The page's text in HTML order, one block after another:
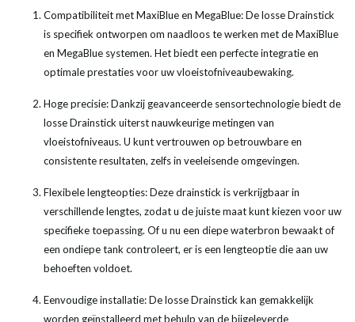
Compatibiliteit met MaxiBlue en MegaBlue: De losse Drainstick
is specifiek ontworpen om naadloos te werken met de MaxiBlue
en MegaBlue systemen. Het biedt een perfecte integratie en
optimale prestaties voor uw vloeistofniveaubewaking.
Hoge precisie: Dankzij geavanceerde sensortechnologie biedt de
losse Drainstick uiterst nauwkeurige metingen van
vloeistofniveaus. U kunt vertrouwen op betrouwbare en
consistente resultaten, zelfs in veeleisende omgevingen.
Flexibele lengteopties: Deze drainstick is verkrijgbaar in
verschillende lengtes, zodat u de juiste maat kunt kiezen voor uw
specifieke toepassing. Of u nu een diepe waterbron bewaakt of
een ondiepe tank controleert, er is een lengteoptie die aan uw
behoeften voldoet.
Eenvoudige installatie: De losse Drainstick kan gemakkelijk
worden geïnstalleerd met behulp van de bijgeleverde